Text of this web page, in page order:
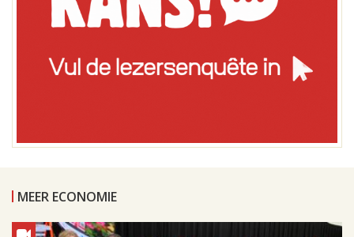
MEER ECONOMIE